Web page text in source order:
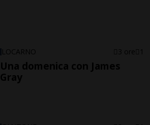
LOCARNO 3 ore 1
Una domenica con James
Gray